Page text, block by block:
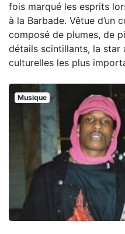
fois marqué les esprits
à la Barbade. Vêtue d’un
composé de plumes, de
détails scintillants, la star
culturelles les plus
Musique